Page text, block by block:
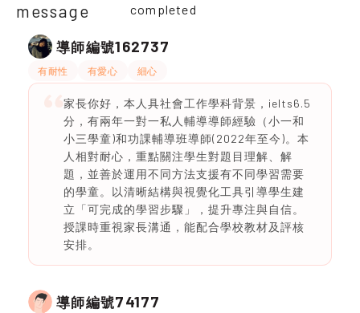
message
completed
導師編號162737
有耐性 有愛心 細心
家長你好，本人具社會工作學科背景，ielts6.5
分，有兩年一對一私人輔導導師經驗（小一和
小三學童)和功課輔導班導師(2022年至今)。本
人相對耐心，重點關注學生對題目理解、解
題，並善於運用不同方法支援有不同學習需要
的學童。以清晰結構與視覺化工具引導學生建
立「可完成的學習步驟」，提升專注與自信。
授課時重視家長溝通，能配合學校教材及評核
安排。
導師編號74177